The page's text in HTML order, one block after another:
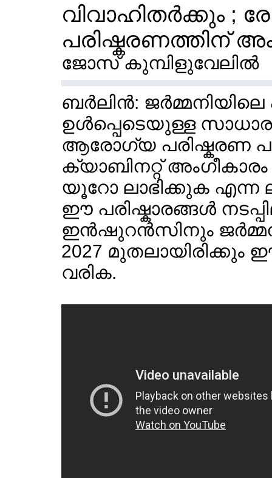
വിവാഹിതര്‍ക്കും ;
പരിഷ്കരണത്തിന്
ജോസ് കുമ്പിളുവേലില്‍
ബര്‍ലിന്‍:
ഉള്‍പ്പെടെയുള്ള
ആരോഗ്യ പരിഷ്കരണ
ക്യാബിനറ്റ്
യൂറോ ലാഭിക്കുക എന്ന
ഈ പരിഷ്കാരങ്ങള്‍
ഇന്‍ഷുറന്‍സിനും
2027 മുതലായിരിക്കും
വരിക.